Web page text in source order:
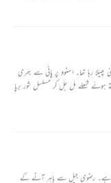
گندی گالیاں دیں۔ ان گالیوں کو
پھیلا رہا تھا۔ اسٹوو پر پانی سے بھری
ہوئے شعلے مل جل کر مسلسل شور برپا
گیا ہے۔ رضوی جیل سے باہر آنے کے